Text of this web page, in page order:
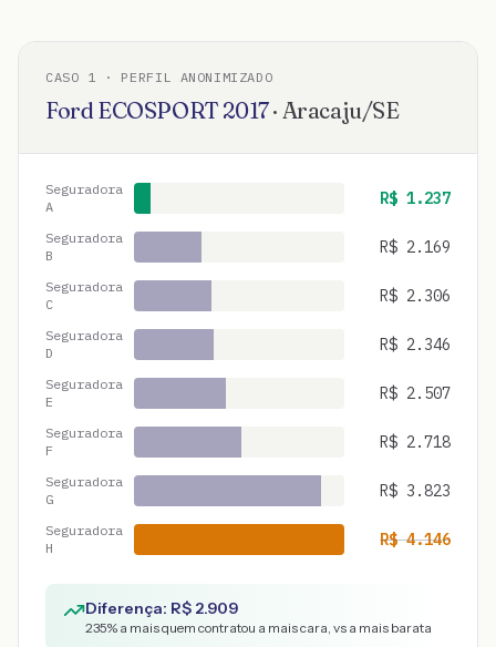
CASO 1 · PERFIL ANONIMIZADO
Ford ECOSPORT 2017· Aracaju/SE
Seguradora
A
R$ 1.237
Seguradora
B
R$ 2.169
Seguradora
C
R$ 2.306
Seguradora
D
R$ 2.346
Seguradora
E
R$ 2.507
Seguradora
F
R$ 2.718
Seguradora
G
R$ 3.823
Seguradora
H
R$4.146
Diferença: R$ 2.909
235% a mais quem contratou a mais cara, vs a mais barata